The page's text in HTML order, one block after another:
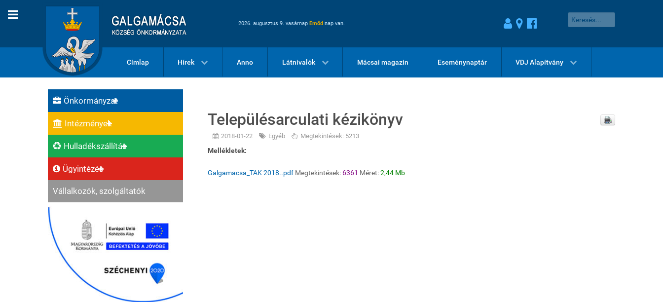
2026. augusztus 9. vasárnap Emőd nap van.
Címlap Hírek Anno Látnivalók Mácsai magazin Eseménynaptár VDJ Alapítvány
Önkormányzat
Intézmények
Hulladékszállítás
Ügyintézés
Vállalkozók, szolgáltatók
Településarculati kézikönyv
2018-01-22 Egyéb Megtekintések: 5213
Mellékletek:
Galgamacsa_TAK 2018..pdf Megtekintések: 6361 Méret:2,44 Mb